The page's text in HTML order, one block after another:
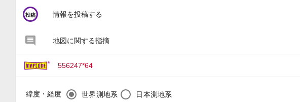
circle
投稿 情報を投稿する
地図に関する指摘
556247*64
緯度・経度 世界測地系 日本測地系